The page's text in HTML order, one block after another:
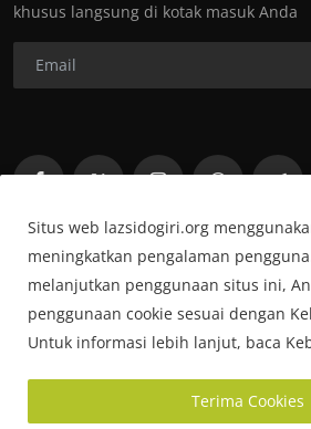
khusus langsung di kotak masuk Anda
Terms & Conditions
Situs web lazsidogiri.org
meningkatkan pengalaman
melanjutkan penggunaan situs ini,
penggunaan cookie sesuai dengan
Untuk informasi lebih lanjut, baca
Terima Cookies